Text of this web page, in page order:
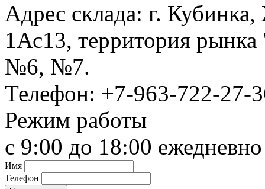
Адрес склада: г.
1Ас13, территория
№6, №7.
Телефон: +7-963-722-27-
Режим работы
с 9:00 до 18:00 ежедневно
Имя
Телефон